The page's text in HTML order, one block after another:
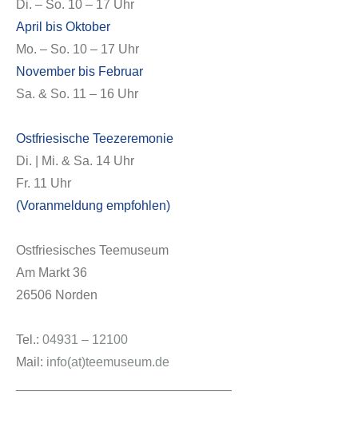
Di. – So. 10 – 17 Uhr
April bis Oktober
Mo. – So. 10 – 17 Uhr
November bis Februar
Sa. & So. 11 – 16 Uhr
Ostfriesische Teezeremonie
Di. | Mi. & Sa. 14 Uhr
Fr. 11 Uhr
(Voranmeldung empfohlen)
Ostfriesisches Teemuseum
Am Markt 36
26506 Norden
Tel.: 04931 – 12100
Mail: info(at)teemuseum.de